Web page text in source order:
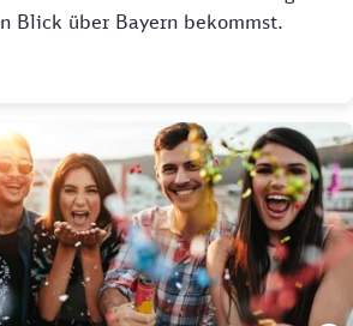
Blick über Bayern bekommst.